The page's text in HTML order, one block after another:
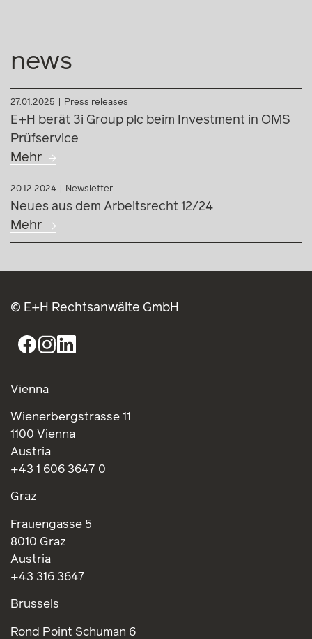
news
27.01.2025 Press releases
E+H berät 3i Group plc beim Investment in OMS
Prüfservice
Mehr
20.12.2024 Newsletter
Neues aus dem Arbeitsrecht 12/24
Mehr
© E+H Rechtsanwälte GmbH
Vienna
Wienerbergstrasse 11
1100 Vienna
Austria
+43 1 606 3647 0
Graz
Frauengasse 5
8010 Graz
Austria
+43 316 3647
Brussels
Rond Point Schuman 6